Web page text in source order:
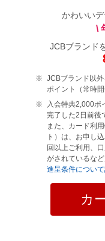
かわいい
\
JCBブランド
JCBブランド以
ポイント（常時開
入会特典2,000ポ
完了した2日前後
また、カード利
ト）は、お申し
回以上ご利用、
がされているな
進呈条件につい
カ